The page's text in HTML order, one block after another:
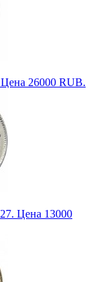
26000 RUB.
Цена 13000